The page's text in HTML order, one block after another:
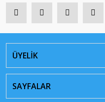
ÜYELİK
SAYFALAR